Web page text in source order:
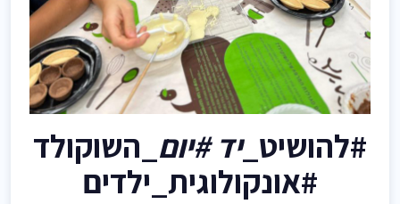
#להושיט_יד #יום _השוקולד
#אונקולוגית_ילדים